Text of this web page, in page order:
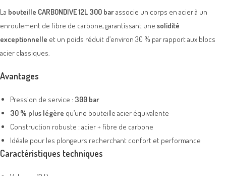
La bouteille CARBONDIVE 12L 300 barassocie un corps en acier à un
enroulement de fibre de carbone, garantissant une solidité
exceptionnelle et un poids réduit d’environ 30 % par rapport aux blocs
acier classiques.
Avantages
Pression de service : 300 bar
30 % plus légère qu’une bouteille acier équivalente
Construction robuste : acier + fibre de carbone
Idéale pour les plongeurs recherchant confort et performance
Caractéristiques techniques